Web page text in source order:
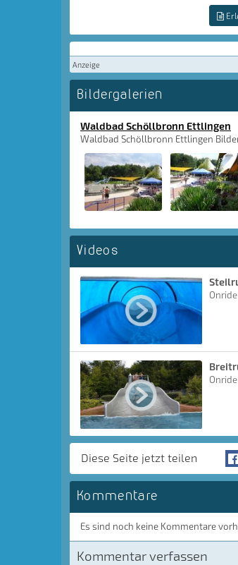
Anzeige
Bildergalerien
Waldbad Schöllbronn Ettlingen
Waldbad Schöllbronn Ettlingen
Videos
Diese Seite jetzt teilen
Kommentare
Es sind noch keine Kommentare
Kommentar verfassen